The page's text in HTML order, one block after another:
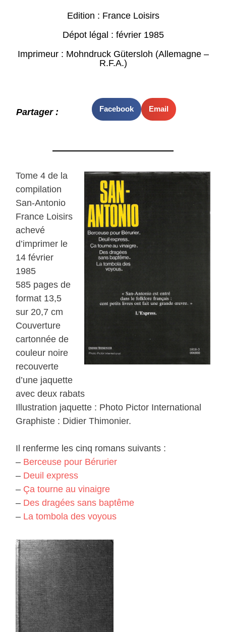
Edition : France Loisirs
Dépot légal : février 1985
Imprimeur : Mohndruck Gütersloh (Allemagne –
R.F.A.)
Partager : Facebook Email
Tome 4 de la
compilation
San-Antonio
France Loisirs
achevé
d’imprimer le
14 février
1985
585 pages de
format 13,5
sur 20,7 cm
Couverture
cartonnée de
couleur noire
recouverte
d’une jaquette
avec deux rabats
Illustration jaquette : Photo Pictor International
Graphiste : Didier Thimonier.
Il renferme les cinq romans suivants :
– Berceuse pour Bérurier
– Deuil express
– Ça tourne au vinaigre
– Des dragées sans baptême
– La tombola des voyous